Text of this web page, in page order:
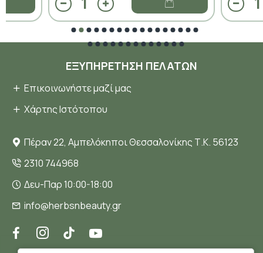
ΕΞΥΠΗΡΈΤΗΣΗ ΠΕΛΑΤΏΝ
Επικοινωνήστε μαζί μας
Χάρτης Ιστότοπου
Πέραν 22, Αμπελόκηποι Θεσσαλονίκης Τ.Κ. 56123
2310 744968
Δευ-Παρ 10:00-18:00
info@herbsnbeauty.gr